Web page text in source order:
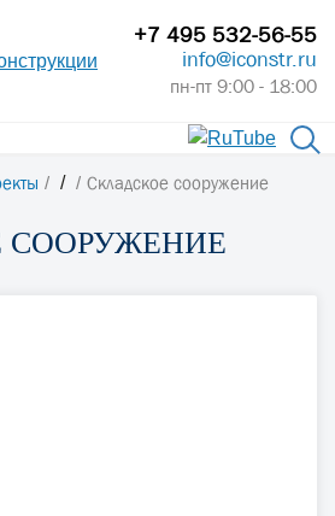
+7 495 532-56-55
info@iconstr.ru
пн-пт 9:00 - 18:00
/ Складское сооружение
СООРУЖЕНИЕ